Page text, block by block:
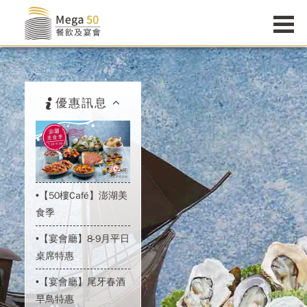
優惠訊息
•【50樓Café】澎湖美
食季
•【宴會廳】8-9月平日
桌席特惠
•【宴會廳】尾牙春酒
早鳥特惠